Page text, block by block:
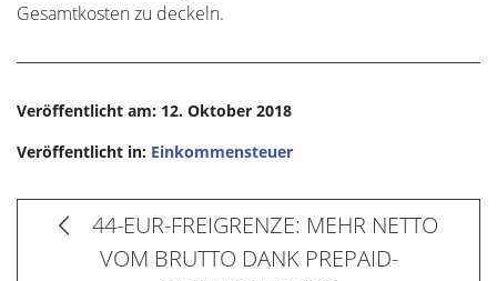
Gesamtkosten zu deckeln.
Veröffentlicht am: 12. Oktober 2018
Veröffentlicht in: Einkommensteuer
44-EUR-FREIGRENZE: MEHR NETTO
VOM BRUTTO DANK PREPAID-